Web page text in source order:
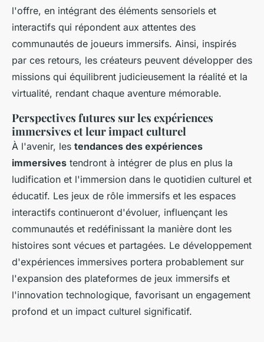
l'offre, en intégrant des éléments sensoriels et
interactifs qui répondent aux attentes des
communautés de joueurs immersifs. Ainsi, inspirés
par ces retours, les créateurs peuvent développer des
missions qui équilibrent judicieusement la réalité et la
virtualité, rendant chaque aventure mémorable.
Perspectives futures sur les expériences
immersives et leur impact culturel
À l'avenir, les tendances des expériences
immersives tendront à intégrer de plus en plus la
ludification et l'immersion dans le quotidien culturel et
éducatif. Les jeux de rôle immersifs et les espaces
interactifs continueront d'évoluer, influençant les
communautés et redéfinissant la manière dont les
histoires sont vécues et partagées. Le développement
d'expériences immersives portera probablement sur
l'expansion des plateformes de jeux immersifs et
l'innovation technologique, favorisant un engagement
profond et un impact culturel significatif.